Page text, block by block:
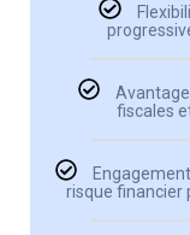
fiscales
risque financier